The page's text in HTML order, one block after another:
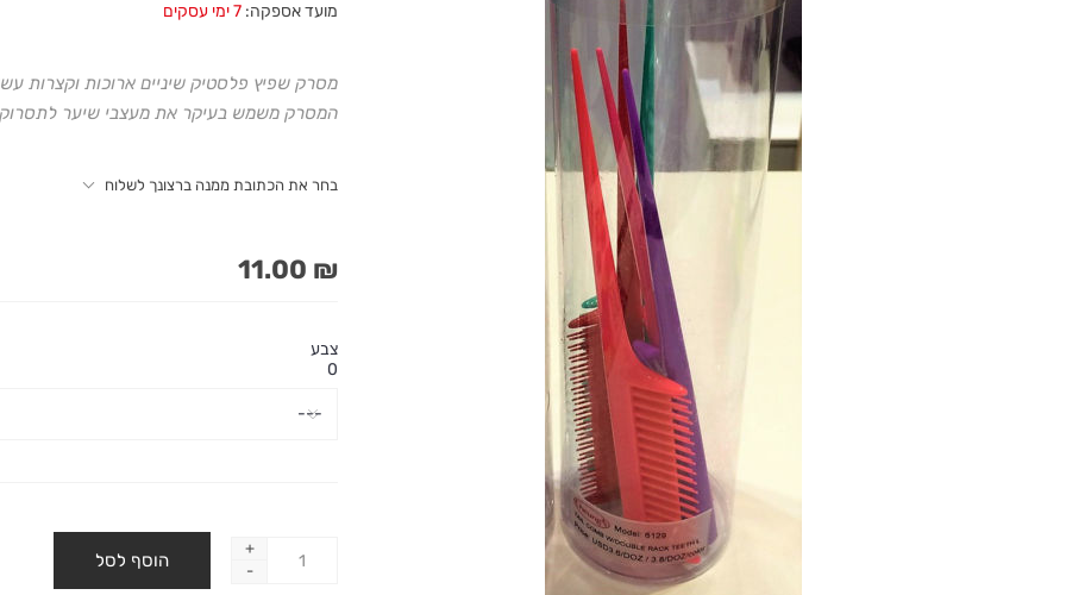
מועד אספקה: 7 ימי עסקים
מסרק שפיץ פלסטיק שיניים ארוכות וקצרות
המסרק משמש בעיקר את מעצבי שיער
בחר את הכתובת ממנה ברצונך לשלוח
₪ 11.00
צבע
0
+
-